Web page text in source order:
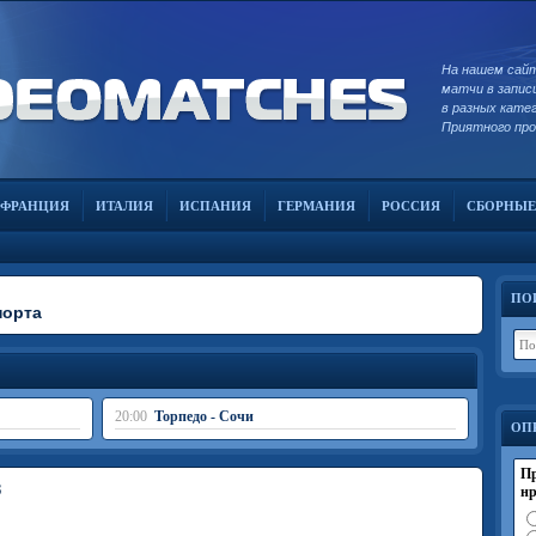
На нашем
матчи в
в разных
Приятного
ФРАНЦИЯ ИТАЛИЯ ИСПАНИЯ ГЕРМАНИЯ РОССИЯ СБОРНЫЕ
20:00 Торпедо - Сочи